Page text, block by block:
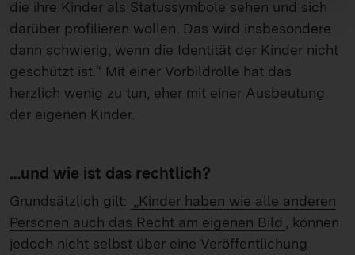
die ihre Kinder als Statussymbole sehen und sich
darüber profilieren wollen. Das wird insbesondere
dann schwierig, wenn die Identität der Kinder nicht
geschützt ist.“ Mit einer Vorbildrolle hat das
herzlich wenig zu tun, eher mit einer Ausbeutung
der eigenen Kinder.
…und wie ist das rechtlich?
Grundsätzlich gilt:
„Kinder haben wie alle anderen
Personen auch das Recht am eigenen Bild
, können
jedoch nicht selbst über eine Veröffentlichung